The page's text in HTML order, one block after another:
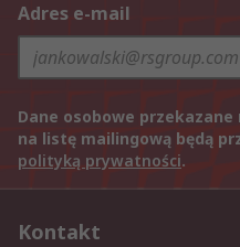
Adres e-mail
Dane osobowe
na listę mailingową będą
polityką prywatności.
Kontakt